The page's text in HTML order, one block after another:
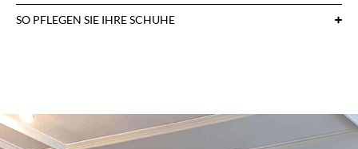
SO PFLEGEN SIE IHRE SCHUHE